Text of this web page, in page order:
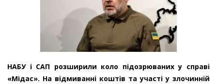
НАБУ і САП розширили коло підозрюваних у справі
«Мідас». На відмиванні коштів та участі у злочинній